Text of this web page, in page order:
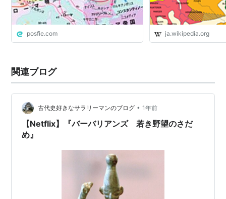
posfie.com ja.wikipedia.org
関連ブログ
古代史好きなサラリーマンのブログ • 1年前
【Netflix】『バーバリアンズ 若き野望のさだ
め』